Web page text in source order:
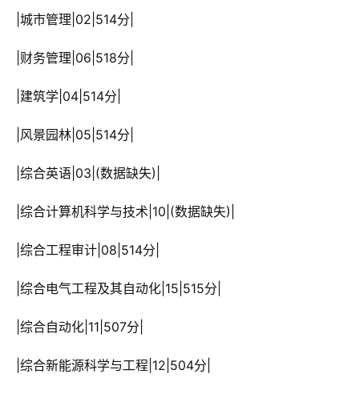
|城市管理|02|514分|
|财务管理|06|518分|
|建筑学|04|514分|
|风景园林|05|514分|
|综合英语|03|(数据缺失)|
|综合计算机科学与技术|10|(数据缺失)|
|综合工程审计|08|514分|
|综合电气工程及其自动化|15|515分|
|综合自动化|11|507分|
|综合新能源科学与工程|12|504分|